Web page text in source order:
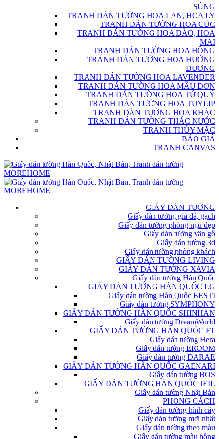
SÚNG
TRANH DÁN TƯỜNG HOA LAN, HOA LY
TRANH DÁN TƯỜNG HOA CÚC
TRANH DÁN TƯỜNG HOA ĐÀO, HOA
MAI
TRANH DÁN TƯỜNG HOA HỒNG
TRANH DÁN TƯỜNG HOA HƯỚNG
DƯƠNG
TRANH DÁN TƯỜNG HOA LAVENDER
TRANH DÁN TƯỜNG HOA MẪU ĐƠN
TRANH DÁN TƯỜNG HOA TỨ QUÝ
TRANH DÁN TƯỜNG HOA TUYLIP
TRANH DÁN TƯỜNG HOA KHÁC
TRANH DÁN TƯỜNG THÁC NƯỚC
TRANH THỦY MẶC
BÁO GIÁ
TRANH CANVAS
GIẤY DÁN TƯỜNG
Giấy dán tường giả đá, gạch
Giấy dán tường phòng ngủ đẹp
Giấy dán tường vân gỗ
Giấy dán tường 3d
Giấy dán tường phòng khách
GIẤY DÁN TƯỜNG LIVING
GIẤY DÁN TƯỜNG XAVIA
Giấy dán tường Hàn Quốc
GIẤY DÁN TƯỜNG HÀN QUỐC LG
Giấy dán tường Hàn Quốc BESTI
Giấy dán tường SYMPHONY
GIẤY DÁN TƯỜNG HÀN QUỐC SHINHAN
Giấy dán tường DreamWorld
GIẤY DÁN TƯỜNG HÀN QUỐC FT
Giấy dán tường Hera
Giấy dán tường EROOM
Giấy dán tường DARAE
GIẤY DÁN TƯỜNG HÀN QUỐC GAENARI
Giấy dán tường BOS
GIẤY DÁN TƯỜNG HÀN QUỐC JEIL
Giấy dán tường Nhật Bản
PHONG CÁCH
Giấy dán tường hình cây
Giấy dán tường mới nhất
Giấy dán tường theo màu
Giấy dán tường màu hồng